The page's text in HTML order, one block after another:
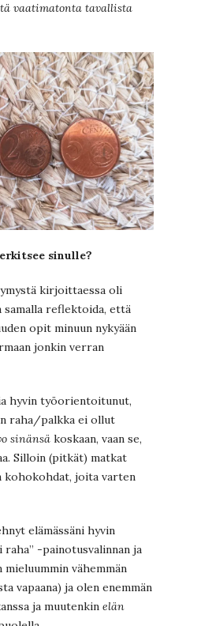
vaatimatonta tavallista
sinulle?
kirjoittaessa oli
reflektoida, että
opit minuun nykyään
jonkin verran
hyvin työorientoitunut,
raha/palkka ei ollut
sinänsä koskaan, vaan se,
Silloin (pitkät) matkat
kohokohdat, joita varten
elämässäni hyvin
raha” -painotusvalinnan ja
mieluummin vähemmän
vapaana) ja olen enemmän
ja muutenkin elän